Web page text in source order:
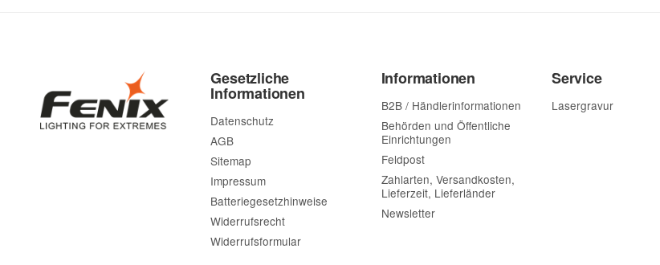
Gesetzliche
Informationen
Datenschutz
AGB
Sitemap
Impressum
Batteriegesetzhinweise
Widerrufsrecht
Widerrufsformular
Informationen
B2B / Händlerinformationen
Behörden und Öffentliche
Einrichtungen
Feldpost
Zahlarten, Versandkosten,
Lieferzeit, Lieferländer
Newsletter
Service
Lasergravur